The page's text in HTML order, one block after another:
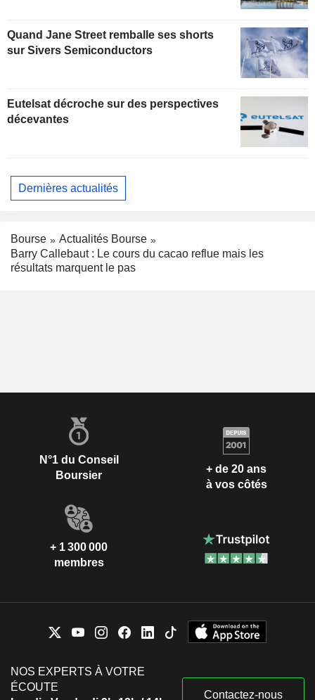
Quand Jane Street remballe ses shorts
sur Sivers Semiconductors
Eutelsat décroche sur des perspectives
décevantes
Dernières actualités
Bourse
Actualités Bourse
Barry Callebaut : Le cours du cacao reflue mais les
résultats marquent le pas
N°1 du Conseil
Boursier
+ de 20 ans
à vos côtés
+ 1 300 000
membres
NOS EXPERTS À VOTRE
ÉCOUTE
Contactez-nous